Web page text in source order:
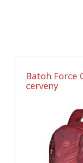
Batoh Force
cerveny